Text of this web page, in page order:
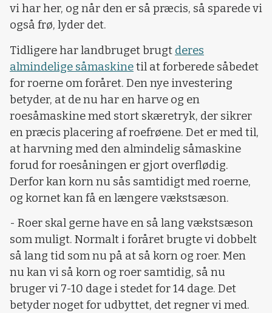
vi har her, og når den er så præcis, så sparede vi
også frø, lyder det.
Tidligere har landbruget brugt deres
almindelige såmaskinetil at forberede såbedet
for roerne om foråret. Den nye investering
betyder, at de nu har en harve og en
roesåmaskine med stort skæretryk, der sikrer
en præcis placering af roefrøene. Det er med til,
at harvning med den almindelig såmaskine
forud for roesåningen er gjort overflødig.
Derfor kan korn nu sås samtidigt med roerne,
og kornet kan få en længere vækstsæson.
- Roer skal gerne have en så lang vækstsæson
som muligt. Normalt i foråret brugte vi dobbelt
så lang tid som nu på at så korn og roer. Men
nu kan vi så korn og roer samtidig, så nu
bruger vi 7-10 dage i stedet for 14 dage. Det
betyder noget for udbyttet, det regner vi med.